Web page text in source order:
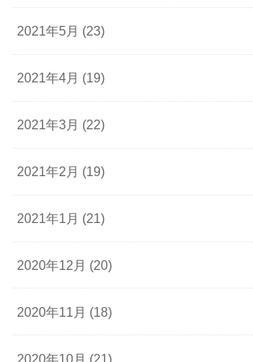
2021年5月 (23)
2021年4月 (19)
2021年3月 (22)
2021年2月 (19)
2021年1月 (21)
2020年12月 (20)
2020年11月 (18)
2020年10月 (21)